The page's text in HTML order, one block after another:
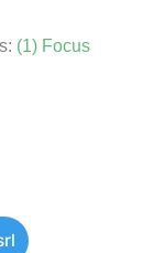
(1) Focus